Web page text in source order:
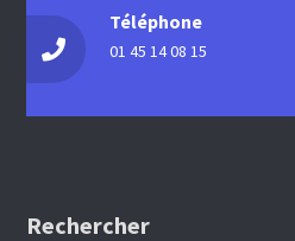
Téléphone
01 45 14 08 15
Rechercher